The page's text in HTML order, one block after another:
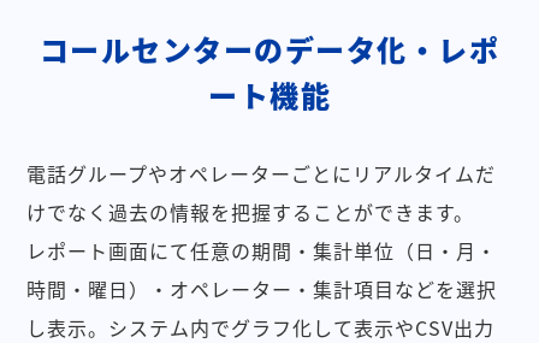
コールセンターのデータ化・レポ
ート機能
電話グループやオペレーターごとにリアルタイムだ
けでなく過去の情報を把握することができます。
レポート画面にて任意の期間・集計単位（日・月・
時間・曜日）・オペレーター・集計項目などを選択
し表示。システム内でグラフ化して表示やCSV出力